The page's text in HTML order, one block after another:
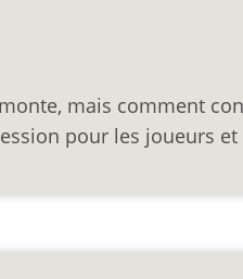
mais comment
pour les joueurs et